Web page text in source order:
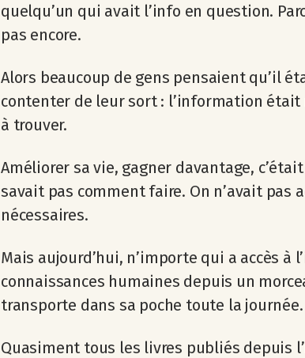
quelqu’un qui avait l’info en question.
pas encore.
Alors beaucoup de gens pensaient qu’il
contenter de leur sort : l’information
à trouver.
Améliorer sa vie, gagner davantage,
savait pas comment faire. On n’avait pas
nécessaires.
Mais aujourd’hui, n’importe qui a accès à
connaissances humaines depuis un
transporte dans sa poche toute la journée.
Quasiment tous les livres publiés depuis